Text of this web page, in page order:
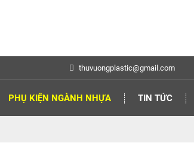
thuvuongplastic@gmail.com
PHỤ KIỆN NGÀNH NHỰA TIN TỨC